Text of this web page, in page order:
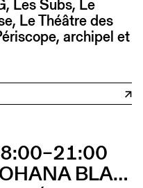
Les Subs, Le
Le Théâtre des
archipel et
JOHANA BLANC ET SIMONE HOLLIGER